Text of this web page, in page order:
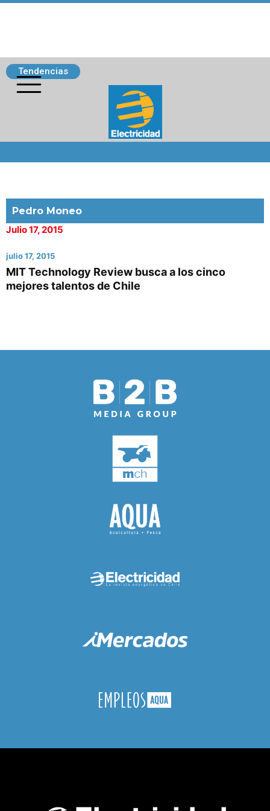
Tendencias
Pedro Moneo
Julio 17, 2015
julio 17, 2015
MIT Technology Review busca a los cinco
mejores talentos de Chile